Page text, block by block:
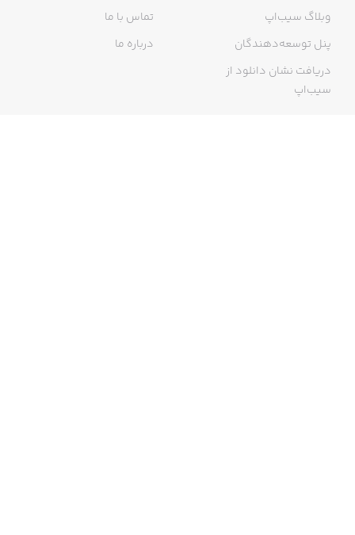
وبلاگ سیب‌اپ
پنل توسعه‌دهندگان
دریافت نشان دانلود از
سیب‌اپ
تماس با ما
درباره ما